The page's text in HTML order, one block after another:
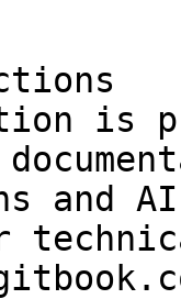
is
and